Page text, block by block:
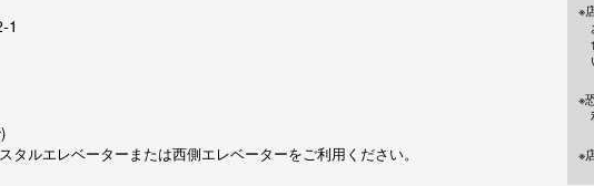
1
ルエレベーターまたは西側エレベーターをご利用ください。
※
※
※